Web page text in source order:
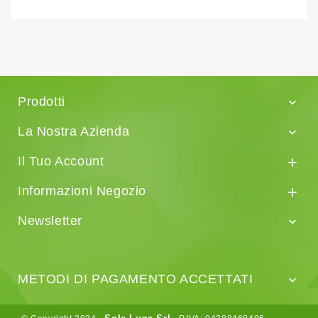
Prodotti

La Nostra Azienda

Il Tuo Account

Informazioni Negozio

Newsletter

METODI DI PAGAMENTO ACCETTATI 